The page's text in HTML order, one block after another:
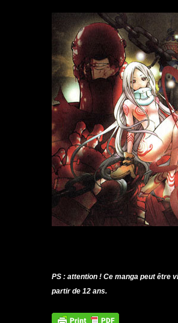
PS : attention ! Ce manga peut être
partir de 12 ans.